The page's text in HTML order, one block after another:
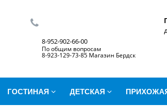
8-952-902-66-00
По общим вопросам
8-923-129-73-85 Магазин Бердск
ГОСТИНАЯ ДЕТСКАЯ